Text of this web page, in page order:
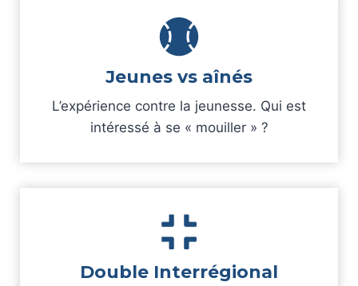
Jeunes vs aînés
L’expérience contre la jeunesse. Qui est
intéressé à se « mouiller » ?
Double Interrégional